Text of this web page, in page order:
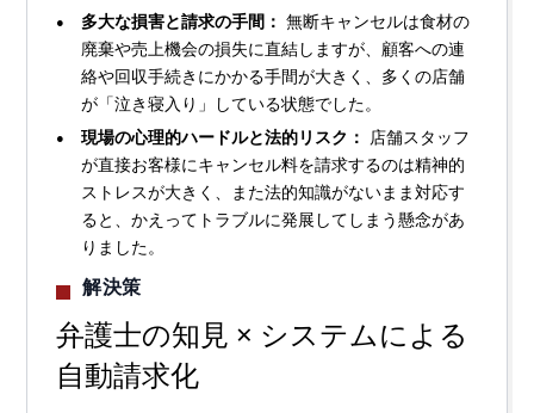
多大な損害と請求の手間： 無断キャンセルは食材の
廃棄や売上機会の損失に直結しますが、顧客への連
絡や回収手続きにかかる手間が大きく、多くの店舗
が「泣き寝入り」している状態でした。
現場の心理的ハードルと法的リスク： 店舗スタッフ
が直接お客様にキャンセル料を請求するのは精神的
ストレスが大きく、また法的知識がないまま対応す
ると、かえってトラブルに発展してしまう懸念があ
りました。
解決策
弁護士の知見 × システムによる
自動請求化